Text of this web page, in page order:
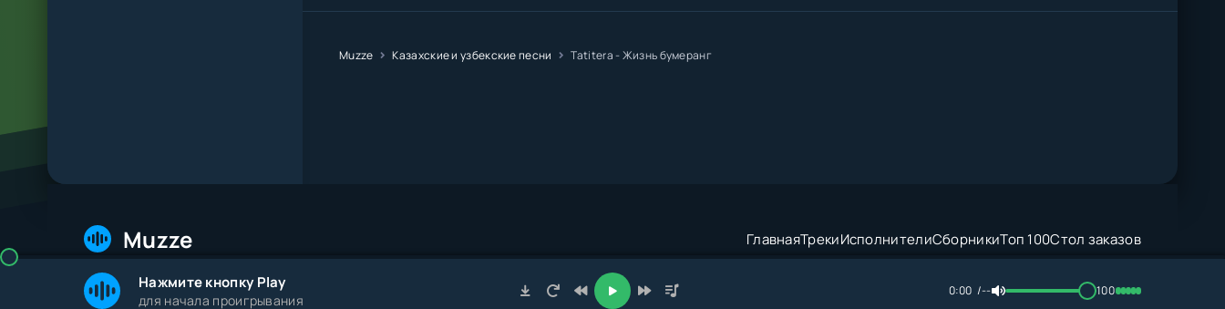
Muzze Казахские и узбекские песни Tatitera - Жизнь бумеранг
Muzze ГлавнаяТрекиИсполнителиСборникиТоп 100Стол заказов
© 2026 Muzze.net. Все права защищены. Администрация: admin@muzze.net
Нажмите кнопку Play
для начала проигрывания
0:00 -- 100